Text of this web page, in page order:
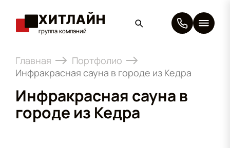
ХИТЛАЙН
группа компаний
Главная
Портфолио
Инфракрасная сауна в городе из Кедра
Инфракрасная сауна в
городе из Кедра